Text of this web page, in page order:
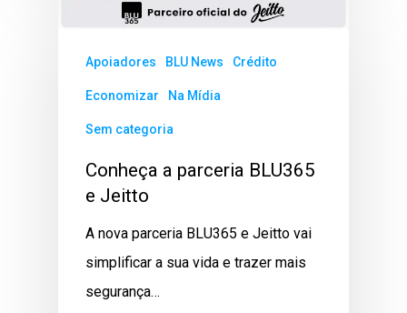
Apoiadores BLU News Crédito
Economizar Na Mídia
Sem categoria
Conheça a parceria BLU365
e Jeitto
A nova parceria BLU365 e Jeitto vai
simplificar a sua vida e trazer mais
segurança…